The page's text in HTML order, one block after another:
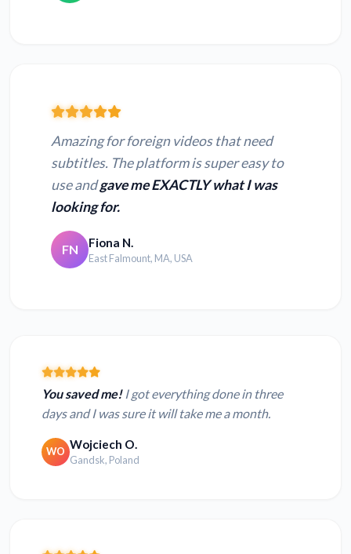
Amazing for foreign videos that need
subtitles. The platform is super easy to
use andgave me EXACTLY what I was
looking for.
FN Fiona N.
East Falmount, MA, USA
You saved me!I got everything done in three
days and I was sure it will take me a month.
WO Wojciech O.
Gandsk, Poland